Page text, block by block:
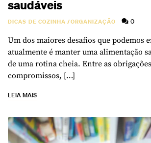
saudáveis
DICAS DE COZINHA /ORGANIZAÇÃO 0
Um dos maiores desafios que podemos
atualmente é manter uma alimentação
de uma rotina cheia. Entre as
compromissos, […]
LEIA MAIS